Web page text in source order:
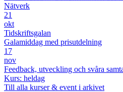
Nätverk
21
okt
Tidskriftsgalan
Galamiddag med prisutdelning
17
nov
Feedback, utveckling och svåra
Kurs: heldag
Till alla kurser & event i arkivet